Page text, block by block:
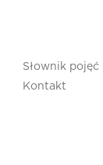
Słownik pojęć
Kontakt